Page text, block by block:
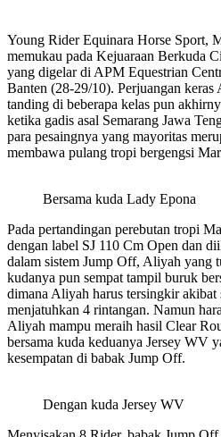
Young Rider Equinara Horse Sport,
memukau pada Kejuaraan Berkuda
yang digelar di APM Equestrian
Banten (28-29/10). Perjuangan
tanding di beberapa kelas pun
ketika gadis asal Semarang Jawa
para pesaingnya yang mayoritas
membawa pulang tropi bergengsi
Bersama kuda Lady Epona
Pada pertandingan perebutan tropi
dengan label SJ 110 Cm Open dan
dalam sistem Jump Off, Aliyah yang
kudanya pun sempat tampil buruk
dimana Aliyah harus tersingkir akibat
menjatuhkan 4 rintangan. Namun
Aliyah mampu meraih hasil Clear
bersama kuda keduanya Jersey WV
kesempatan di babak Jump Off.
Dengan kuda Jersey WV